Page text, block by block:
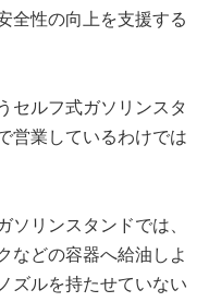
全性の向上を支援する
セルフ式ガソリンスタ
営業しているわけでは
ソリンスタンドでは、
などの容器へ給油しよ
ズルを持たせていない